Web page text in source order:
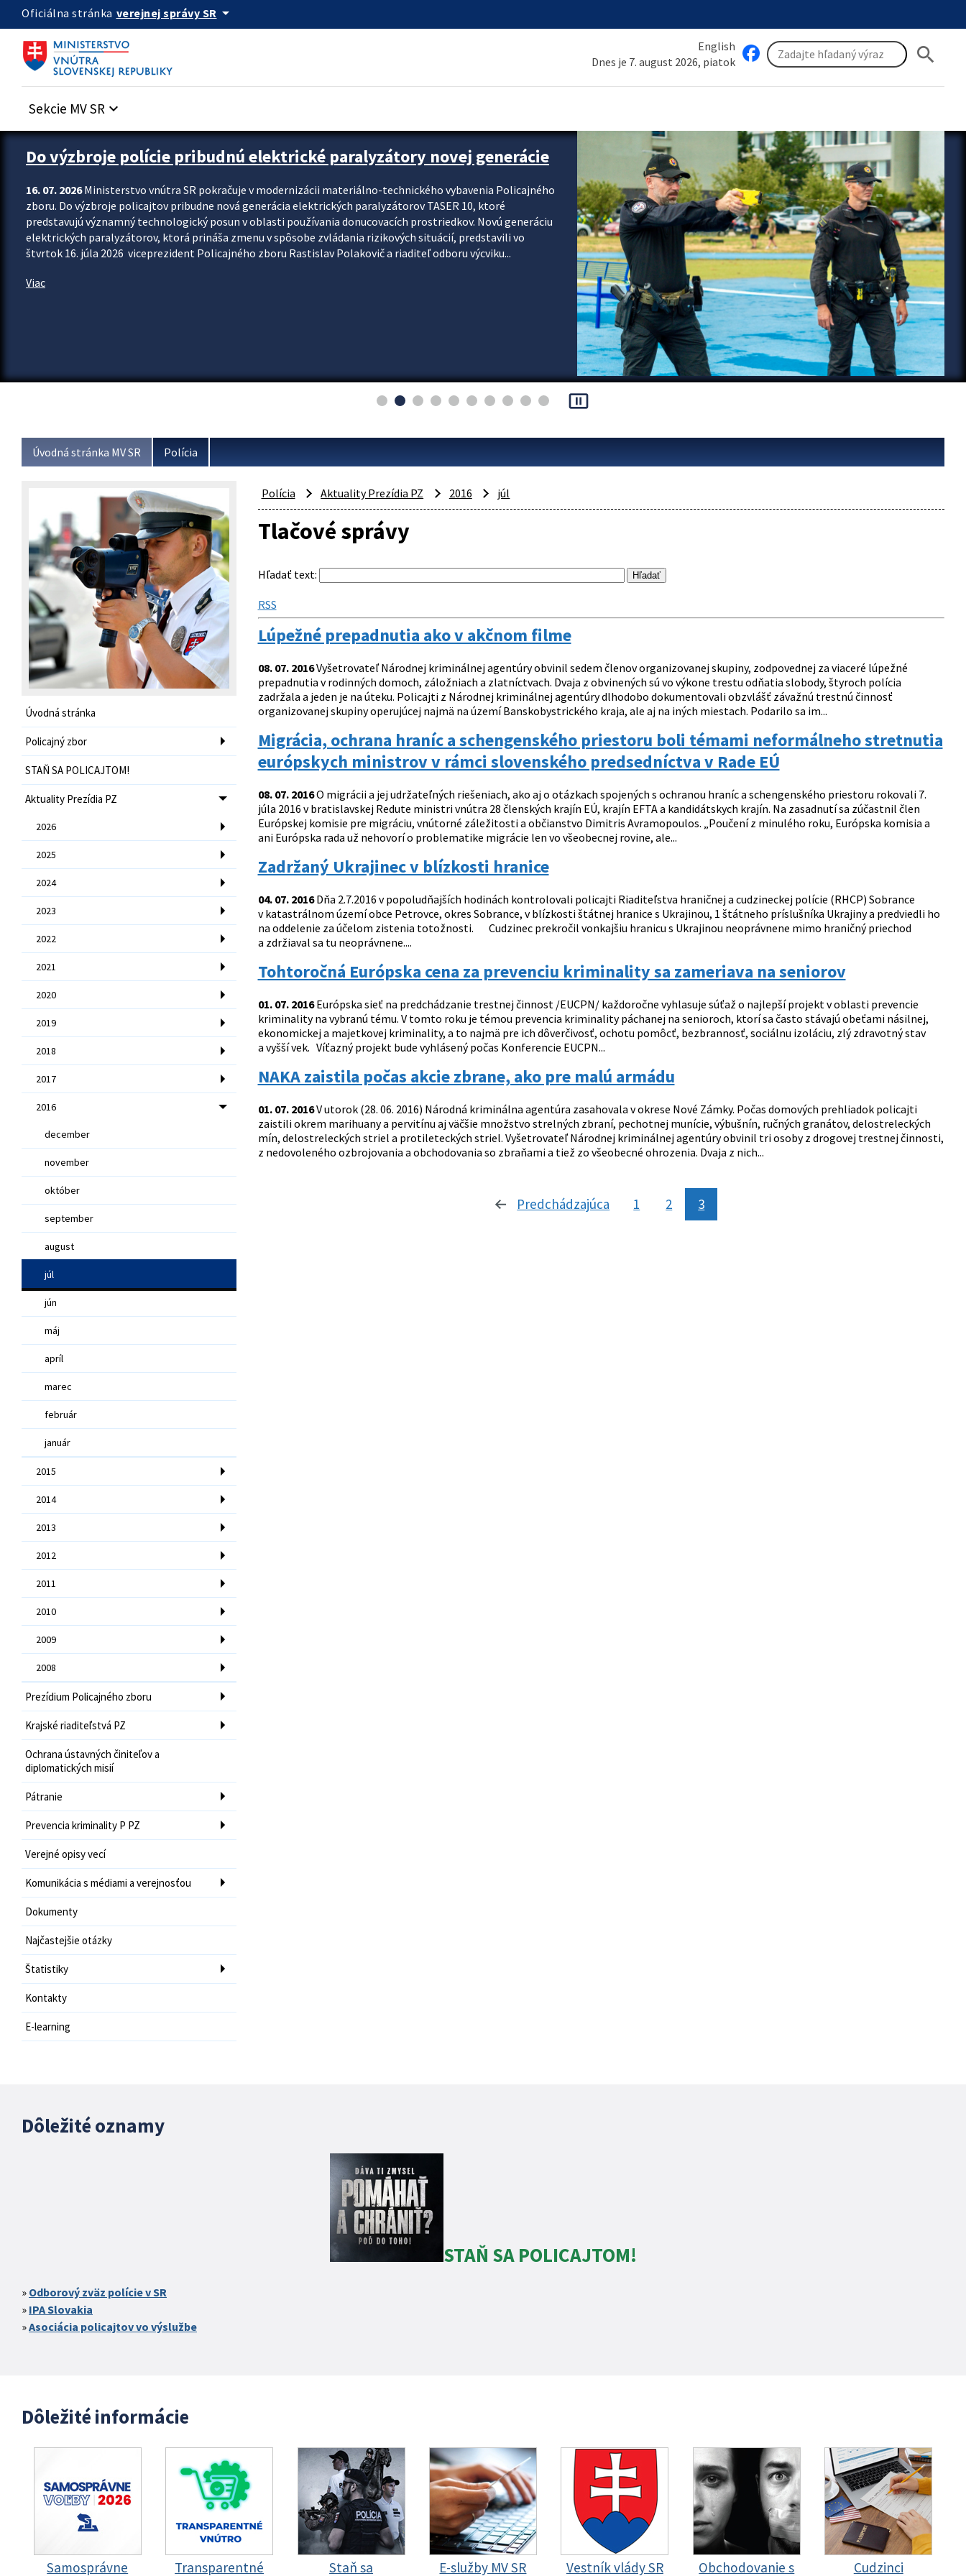
Preskocit na hlavný obsah
Oficiálna stránka verejnej správy SR arrow_drop_down
English
Dnes je 7. august 2026, piatok
search
Sekcie MV SR keyboard_arrow_down
Zastavit automatický posun upútavok
Do výzbroje polície pribudnú elektrické paralyzátory novej generácie
16. 07. 2026Ministerstvo vnútra SR pokračuje v modernizácii materiálno-technického vybavenia Policajného
zboru. Do výzbroje policajtov pribudne nová generácia elektrických paralyzátorov TASER 10, ktoré
predstavujú významný technologický posun v oblasti používania donucovacích prostriedkov. Novú generáciu
elektrických paralyzátorov, ktorá prináša zmenu v spôsobe zvládania rizikových situácií, predstavili vo
štvrtok 16. júla 2026 viceprezident Policajného zboru Rastislav Polakovič a riaditeľ odboru výcviku...
Viac
pause_presentation
Úvodná stránka MV SR Polícia
Úvodná stránka
Policajný zbor
STAŇ SA POLICAJTOM!
Aktuality Prezídia PZ
2026
2025
2024
2023
2022
2021
2020
2019
2018
2017
2016
december
november
október
september
august
júl
jún
máj
apríl
marec
február
január
2015
2014
2013
2012
2011
2010
2009
2008
Prezídium Policajného zboru
Krajské riaditeľstvá PZ
Ochrana ústavných činiteľov a
diplomatických misií
Pátranie
Prevencia kriminality P PZ
Verejné opisy vecí
Komunikácia s médiami a verejnosťou
Dokumenty
Najčastejšie otázky
Štatistiky
Kontakty
E-learning
Polícia Aktuality Prezídia PZ 2016 júl
Tlačové správy
Hľadať text:
RSS
Lúpežné prepadnutia ako v akčnom filme
08. 07. 2016Vyšetrovateľ Národnej kriminálnej agentúry obvinil sedem členov organizovanej skupiny, zodpovednej za viaceré lúpežné
prepadnutia v rodinných domoch, záložniach a zlatníctvach. Dvaja z obvinených sú vo výkone trestu odňatia slobody, štyroch polícia
zadržala a jeden je na úteku. Policajti z Národnej kriminálnej agentúry dlhodobo dokumentovali obzvlášť závažnú trestnú činnosť
organizovanej skupiny operujúcej najmä na území Banskobystrického kraja, ale aj na iných miestach. Podarilo sa im...
Migrácia, ochrana hraníc a schengenského priestoru boli témami neformálneho stretnutia
európskych ministrov v rámci slovenského predsedníctva v Rade EÚ
08. 07. 2016O migrácii a jej udržateľných riešeniach, ako aj o otázkach spojených s ochranou hraníc a schengenského priestoru rokovali 7.
júla 2016 v bratislavskej Redute ministri vnútra 28 členských krajín EÚ, krajín EFTA a kandidátskych krajín. Na zasadnutí sa zúčastnil člen
Európskej komisie pre migráciu, vnútorné záležitosti a občianstvo Dimitris Avramopoulos. „Poučení z minulého roku, Európska komisia a
ani Európska rada už nehovorí o problematike migrácie len vo všeobecnej rovine, ale...
Zadržaný Ukrajinec v blízkosti hranice
04. 07. 2016Dňa 2.7.2016 v popoludňajších hodinách kontrolovali policajti Riaditeľstva hraničnej a cudzineckej polície (RHCP) Sobrance
v katastrálnom území obce Petrovce, okres Sobrance, v blízkosti štátnej hranice s Ukrajinou, 1 štátneho príslušníka Ukrajiny a predviedli ho
na oddelenie za účelom zistenia totožnosti. Cudzinec prekročil vonkajšiu hranicu s Ukrajinou neoprávnene mimo hraničný priechod
a zdržiaval sa tu neoprávnene....
Tohtoročná Európska cena za prevenciu kriminality sa zameriava na seniorov
01. 07. 2016Európska sieť na predchádzanie trestnej činnost /EUCPN/ každoročne vyhlasuje súťaž o najlepší projekt v oblasti prevencie
kriminality na vybranú tému. V tomto roku je témou prevencia kriminality páchanej na senioroch, ktorí sa často stávajú obeťami násilnej,
ekonomickej a majetkovej kriminality, a to najmä pre ich dôverčivosť, ochotu pomôcť, bezbrannosť, sociálnu izoláciu, zlý zdravotný stav
a vyšší vek. Víťazný projekt bude vyhlásený počas Konferencie EUCPN...
NAKA zaistila počas akcie zbrane, ako pre malú armádu
01. 07. 2016V utorok (28. 06. 2016) Národná kriminálna agentúra zasahovala v okrese Nové Zámky. Počas domových prehliadok policajti
zaistili okrem marihuany a pervitínu aj väčšie množstvo strelných zbraní, pechotnej munície, výbušnín, ručných granátov, delostreleckých
mín, delostreleckých striel a protileteckých striel. Vyšetrovateľ Národnej kriminálnej agentúry obvinil tri osoby z drogovej trestnej činnosti,
z nedovoleného ozbrojovania a obchodovania so zbraňami a tiež zo všeobecné ohrozenia. Dvaja z nich...
Predchádzajúca stránka
1 2 3
Dôležité oznamy
STAŇ SA POLICAJTOM!
Odborový zväz polície v SR
IPA Slovakia
Asociácia policajtov vo výslužbe
Dôležité informácie
Samosprávne
Transparentné
Staň sa
E-služby MV SR Vestník vlády SR
Obchodovanie s
Cudzinci